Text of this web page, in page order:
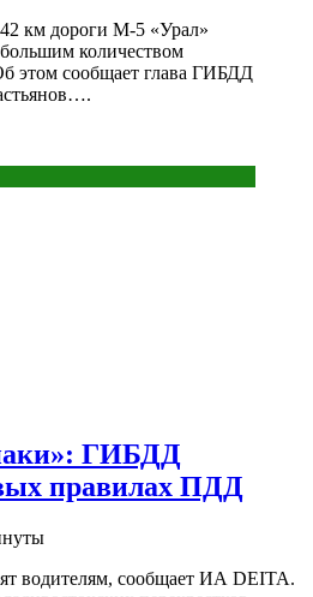
км дороги М-5 «Урал»
количеством
этом сообщает глава ГИБДД
ГИБДД
правилах ПДД
водителям, сообщает ИА DEITA.